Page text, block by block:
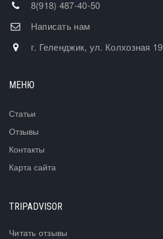
8(918) 487-40-50
Написать нам
г. Геленджик, ул. Колхозная 19
МЕНЮ
Статьи
Отзывы
Контакты
Карта сайта
TRIPADVISOR
Читать отзывы